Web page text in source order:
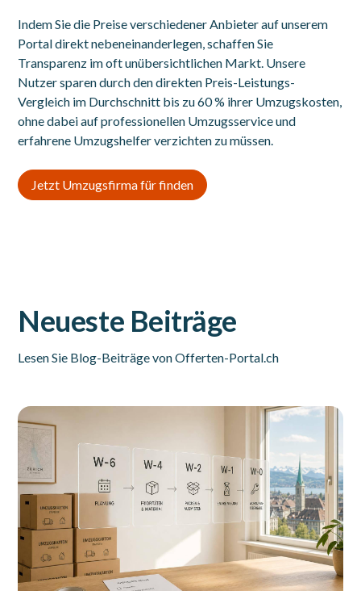
Indem Sie die Preise verschiedener Anbieter auf unserem
Portal direkt nebeneinanderlegen, schaffen Sie
Transparenz im oft unübersichtlichen Markt. Unsere
Nutzer sparen durch den direkten Preis-Leistungs-
Vergleich im Durchschnitt bis zu 60 % ihrer Umzugskosten,
ohne dabei auf professionellen Umzugsservice und
erfahrene Umzugshelfer verzichten zu müssen.
Jetzt Umzugsfirma für finden
Neueste Beiträge
Lesen Sie Blog-Beiträge von Offerten-Portal.ch